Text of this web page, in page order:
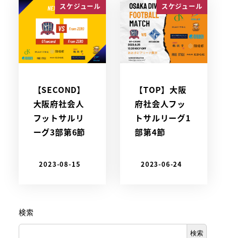
スケジュール
【SECOND】
大阪府社会人
フットサルリ
ーグ3部第6節
2023-08-15
スケジュール
【TOP】大阪
府社会人フッ
トサルリーグ1
部第4節
2023-06-24
検索
検索